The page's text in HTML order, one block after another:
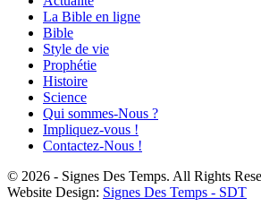
La Bible en ligne
Bible
Style de vie
Prophétie
Histoire
Science
Qui sommes-Nous ?
Impliquez-vous !
Contactez-Nous !
© 2026 - Signes Des Temps. All Rights
Website Design: Signes Des Temps - SDT